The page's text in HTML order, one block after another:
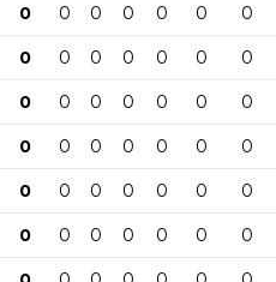
0 0 0 0 0 0 0
0 0 0 0 0 0 0
0 0 0 0 0 0 0
0 0 0 0 0 0 0
0 0 0 0 0 0 0
0 0 0 0 0 0 0